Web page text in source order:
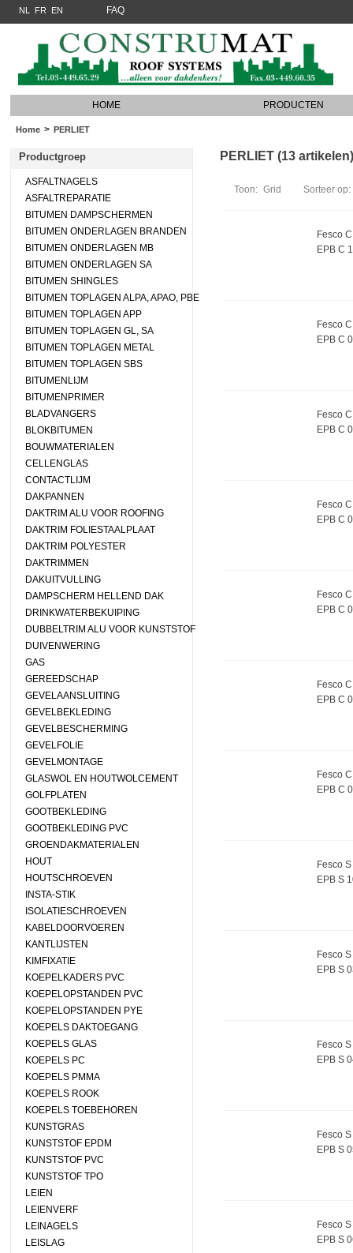
NL FR EN FAQ
HOME PRODUCTEN
Home > PERLIET
Productgroep
ASFALTNAGELS
ASFALTREPARATIE
BITUMEN DAMPSCHERMEN
BITUMEN ONDERLAGEN BRANDEN
BITUMEN ONDERLAGEN MB
BITUMEN ONDERLAGEN SA
BITUMEN SHINGLES
BITUMEN TOPLAGEN ALPA, APAO, PBE
BITUMEN TOPLAGEN APP
BITUMEN TOPLAGEN GL, SA
BITUMEN TOPLAGEN METAL
BITUMEN TOPLAGEN SBS
BITUMENLIJM
BITUMENPRIMER
BLADVANGERS
BLOKBITUMEN
BOUWMATERIALEN
CELLENGLAS
CONTACTLIJM
DAKPANNEN
DAKTRIM ALU VOOR ROOFING
DAKTRIM FOLIESTAALPLAAT
DAKTRIM POLYESTER
DAKTRIMMEN
DAKUITVULLING
DAMPSCHERM HELLEND DAK
DRINKWATERBEKUIPING
DUBBELTRIM ALU VOOR KUNSTSTOF
DUIVENWERING
GAS
GEREEDSCHAP
GEVELAANSLUITING
GEVELBEKLEDING
GEVELBESCHERMING
GEVELFOLIE
GEVELMONTAGE
GLASWOL EN HOUTWOLCEMENT
GOLFPLATEN
GOOTBEKLEDING
GOOTBEKLEDING PVC
GROENDAKMATERIALEN
HOUT
HOUTSCHROEVEN
INSTA-STIK
ISOLATIESCHROEVEN
KABELDOORVOEREN
KANTLIJSTEN
KIMFIXATIE
KOEPELKADERS PVC
KOEPELOPSTANDEN PVC
KOEPELOPSTANDEN PYE
KOEPELS DAKTOEGANG
KOEPELS GLAS
KOEPELS PC
KOEPELS PMMA
KOEPELS ROOK
KOEPELS TOEBEHOREN
KUNSTGRAS
KUNSTSTOF EPDM
KUNSTSTOF PVC
KUNSTSTOF TPO
LEIEN
LEIENVERF
LEINAGELS
LEISLAG
PERLIET (13 artikelen)
Toon: Grid Sorteer op:
Fesco
EPB C
Fesco
EPB C
Fesco
EPB C
Fesco
EPB C
Fesco
EPB C
Fesco
EPB C
Fesco
EPB C
Fesco
EPB S
Fesco
EPB S
Fesco
EPB S
Fesco
EPB S
Fesco
EPB S